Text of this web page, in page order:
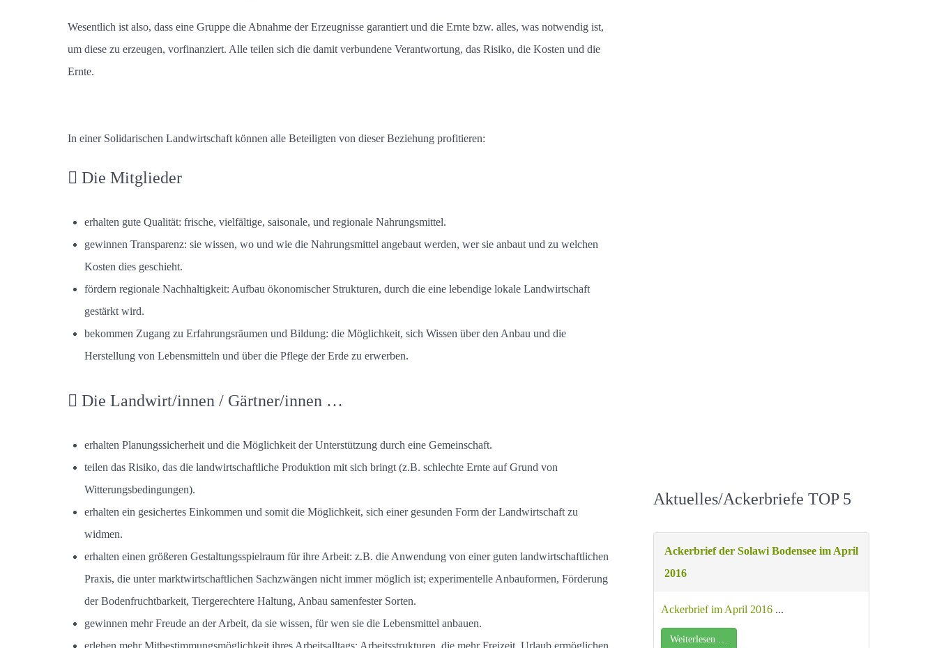
Wesentlich ist also, dass eine Gruppe die Abnahme der Erzeugnisse garantiert und die Ernte bzw. alles, was notwendig ist,
um diese zu erzeugen, vorfinanziert. Alle teilen sich die damit verbundene Verantwortung, das Risiko, die Kosten und die
Ernte.
In einer Solidarischen Landwirtschaft können alle Beteiligten von dieser Beziehung profitieren:
Die Mitglieder
erhalten gute Qualität: frische, vielfältige, saisonale, und regionale Nahrungsmittel.
gewinnen Transparenz: sie wissen, wo und wie die Nahrungsmittel angebaut werden, wer sie anbaut und zu welchen
Kosten dies geschieht.
fördern regionale Nachhaltigkeit: Aufbau ökonomischer Strukturen, durch die eine lebendige lokale Landwirtschaft
gestärkt wird.
bekommen Zugang zu Erfahrungsräumen und Bildung: die Möglichkeit, sich Wissen über den Anbau und die
Herstellung von Lebensmitteln und über die Pflege der Erde zu erwerben.
Die Landwirt/innen / Gärtner/innen …
erhalten Planungssicherheit und die Möglichkeit der Unterstützung durch eine Gemeinschaft.
teilen das Risiko, das die landwirtschaftliche Produktion mit sich bringt (z.B. schlechte Ernte auf Grund von
Witterungsbedingungen).
erhalten ein gesichertes Einkommen und somit die Möglichkeit, sich einer gesunden Form der Landwirtschaft zu
widmen.
erhalten einen größeren Gestaltungsspielraum für ihre Arbeit: z.B. die Anwendung von einer guten landwirtschaftlichen
Praxis, die unter marktwirtschaftlichen Sachzwängen nicht immer möglich ist; experimentelle Anbauformen, Förderung
der Bodenfruchtbarkeit, Tiergerechtere Haltung, Anbau samenfester Sorten.
gewinnen mehr Freude an der Arbeit, da sie wissen, für wen sie die Lebensmittel anbauen.
erleben mehr Mitbestimmungsmöglichkeit ihres Arbeitsalltags: Arbeitsstrukturen, die mehr Freizeit, Urlaub ermöglichen,
Aktuelles/Ackerbriefe TOP 5
Ackerbrief der Solawi Bodensee im April
2016
Ackerbrief im April 2016 ...
Weiterlesen …